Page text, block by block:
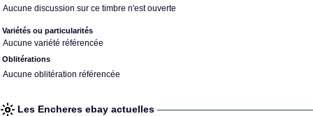
Aucune discussion sur ce timbre n'est ouverte
Variétés ou particularités
Aucune variété référencée
Oblitérations
Aucune oblitération référencée
Les Encheres ebay actuelles